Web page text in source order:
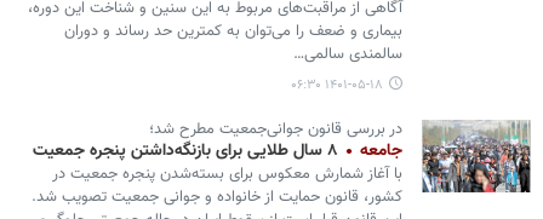
آگاهی از مراقبت‌های مربوط به این سنین و شناخت این دوره،
بیماری و ضعف را می‌توان به کمترین حد رساند و دوران
سالمندی سالمی…
۱۴۰۱-۰۵-۱۸ ۰۶:۳۰
در بررسی قانون جوانی‌جمعیت مطرح شد؛
جامعه ۸ سال طلایی برای بازنگه‌داشتن پنجره جمعیت
با آغاز شمارش معکوس برای بسته‌شدن پنجره جمعیت در
کشور، قانون حمایت از خانواده و جوانی جمعیت تصویب شد.